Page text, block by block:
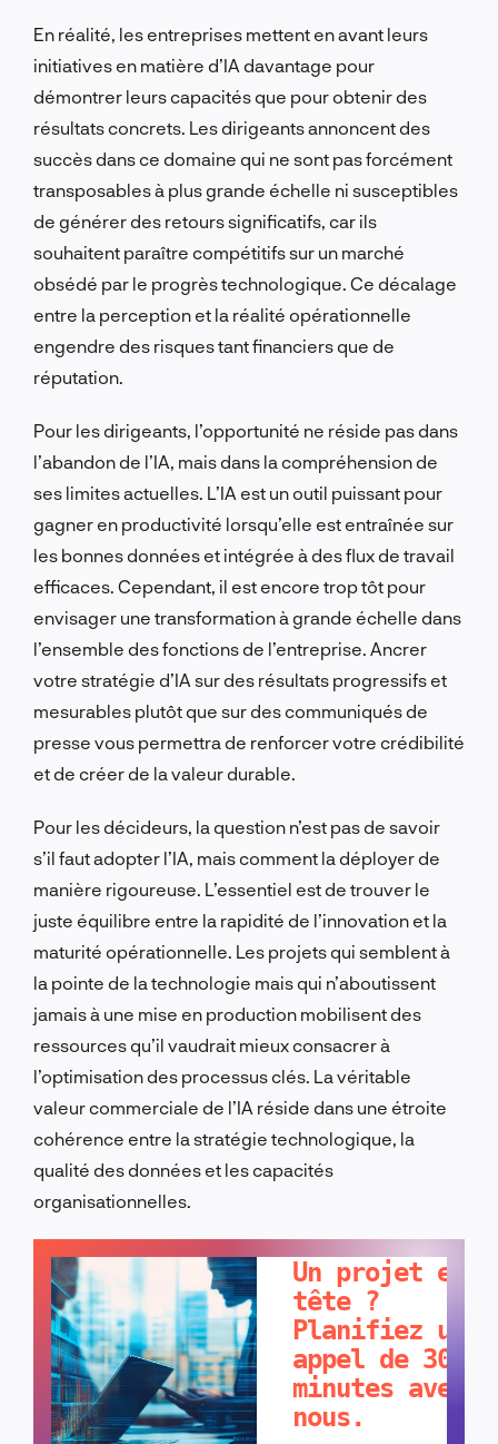
En réalité, les entreprises mettent en avant leurs
initiatives en matière d’IA davantage pour
démontrer leurs capacités que pour obtenir des
résultats concrets. Les dirigeants annoncent des
succès dans ce domaine qui ne sont pas forcément
transposables à plus grande échelle ni susceptibles
de générer des retours significatifs, car ils
souhaitent paraître compétitifs sur un marché
obsédé par le progrès technologique. Ce décalage
entre la perception et la réalité opérationnelle
engendre des risques tant financiers que de
réputation.
Pour les dirigeants, l’opportunité ne réside pas dans
l’abandon de l’IA, mais dans la compréhension de
ses limites actuelles. L’IA est un outil puissant pour
gagner en productivité lorsqu’elle est entraînée sur
les bonnes données et intégrée à des flux de travail
efficaces. Cependant, il est encore trop tôt pour
envisager une transformation à grande échelle dans
l’ensemble des fonctions de l’entreprise. Ancrer
votre stratégie d’IA sur des résultats progressifs et
mesurables plutôt que sur des communiqués de
presse vous permettra de renforcer votre crédibilité
et de créer de la valeur durable.
Pour les décideurs, la question n’est pas de savoir
s’il faut adopter l’IA, mais comment la déployer de
manière rigoureuse. L’essentiel est de trouver le
juste équilibre entre la rapidité de l’innovation et la
maturité opérationnelle. Les projets qui semblent à
la pointe de la technologie mais qui n’aboutissent
jamais à une mise en production mobilisent des
ressources qu’il vaudrait mieux consacrer à
l’optimisation des processus clés. La véritable
valeur commerciale de l’IA réside dans une étroite
cohérence entre la stratégie technologique, la
qualité des données et les capacités
organisationnelles.
Un projet en
tête ?
Planifiez un
appel de 30
minutes avec
nous.